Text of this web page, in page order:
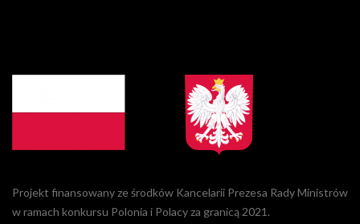
Projekt finansowany ze środków Kancelarii Prezesa Rady Ministrów
w ramach konkursu Polonia i Polacy za granicą 2021.